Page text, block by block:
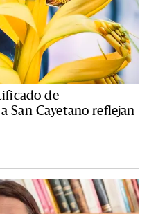
de
San Cayetano reflejan